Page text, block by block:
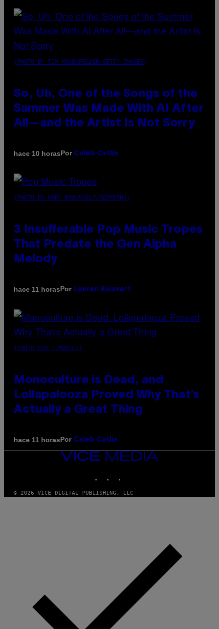
(PHOTO BY TIM MOSENFELDER/GETTY IMAGES)
So, Uh, One of the Songs of the
Summer Was Made With AI After
All—and the Artist Is Not Sorry
hace 10 horasPor Caleb Catlin
(PHOTO BY MARC BROUSSELY/REDFERNS)
3 Insufferable Pop Music Tropes
That Predate the Gen Alpha
Melody
hace 11 horasPor Lauren Boisvert
(PHOTO VIA T-MOBILE)
Monoculture is Dead, and
Lollapalooza Proved Why That’s
Actually a Great Thing
hace 11 horasPor Caleb Catlin
VICE
© 2026 VICE DIGITAL PUBLISHING, LLC